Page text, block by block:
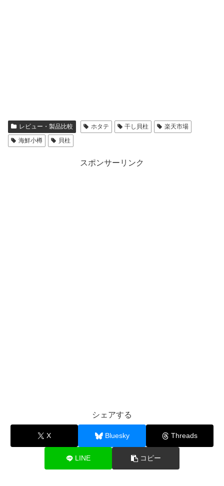
レビュー・製品比較 ホタテ 干し貝柱
楽天市場
海鮮小樽
貝柱
スポンサーリンク
シェアする
X Bluesky Threads
LINE コピー